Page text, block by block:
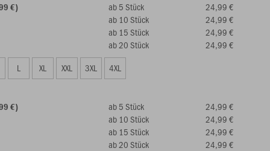
€) ab 5 Stück
24,99 €
ab 10 Stück
24,99 €
ab 15 Stück
24,99 €
ab 20 Stück
24,99 €
L
XL XXL 3XL 4XL
€) ab 5 Stück
24,99 €
ab 10 Stück
24,99 €
ab 15 Stück
24,99 €
ab 20 Stück
24,99 €